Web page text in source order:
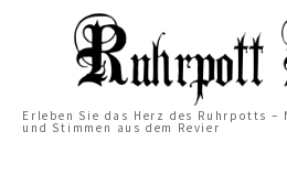
Erleben Sie das Herz des Ruhrpotts –
und Stimmen aus dem Revier